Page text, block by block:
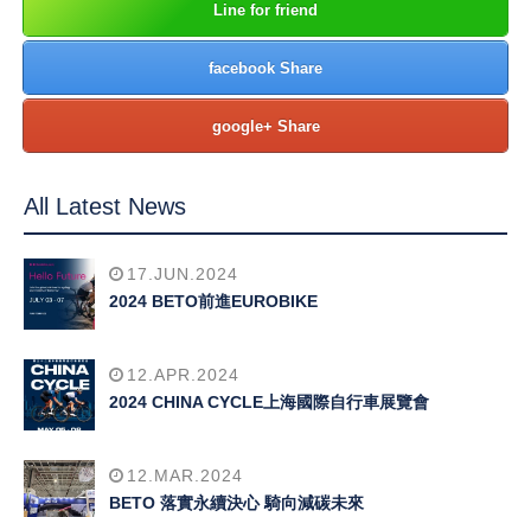
Line for friend
facebook Share
google+ Share
All Latest News
17.JUN.2024
2024 BETO前進EUROBIKE
12.APR.2024
2024 CHINA CYCLE上海國際自行車展覽會
12.MAR.2024
BETO 落實永續決心 騎向減碳未來